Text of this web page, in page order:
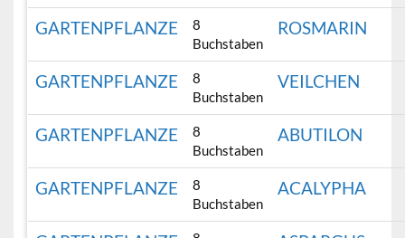
GARTENPFLANZE
8
Buchstaben
ROSMARIN
GARTENPFLANZE
8
Buchstaben
VEILCHEN
GARTENPFLANZE
8
Buchstaben
ABUTILON
GARTENPFLANZE
8
Buchstaben
ACALYPHA